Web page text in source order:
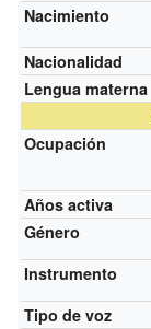
Nacimiento
Nacionalidad
Lengua materna
Ocupación
Años activa
Género
Instrumento
Tipo de voz